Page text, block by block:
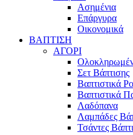
Ασημένια
Επάργυρα
Οικονομικά
ΒΑΠΤΙΣΗ
ΑΓΟΡΙ
Σετ Βάπτισης
Βαπτιστικά
Βαπτιστικά
Λαδόπανα
Λαμπάδες
Τσάντες